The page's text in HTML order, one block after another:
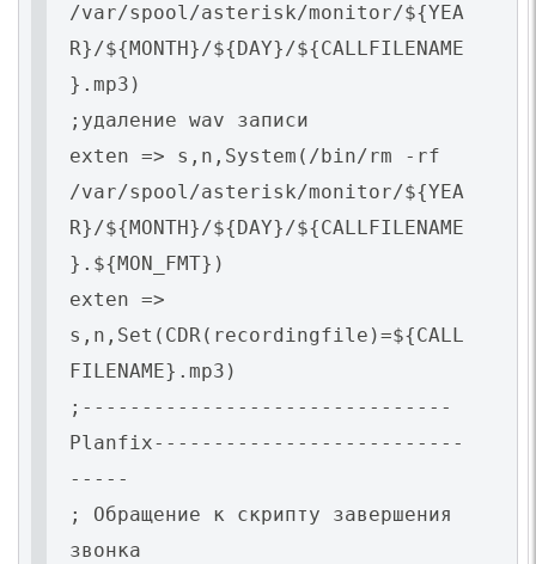
/var/spool/asterisk/monitor/${YEA
R}/${MONTH}/${DAY}/${CALLFILENAME
}.mp3)
;удаление wav записи
exten => s,n,System(/bin/rm -rf
/var/spool/asterisk/monitor/${YEA
R}/${MONTH}/${DAY}/${CALLFILENAME
}.${MON_FMT})
exten =>
s,n,Set(CDR(recordingfile)=${CALL
FILENAME}.mp3)
;-------------------------------
Planfix--------------------------
-----
; Обращение к скрипту завершения
звонка